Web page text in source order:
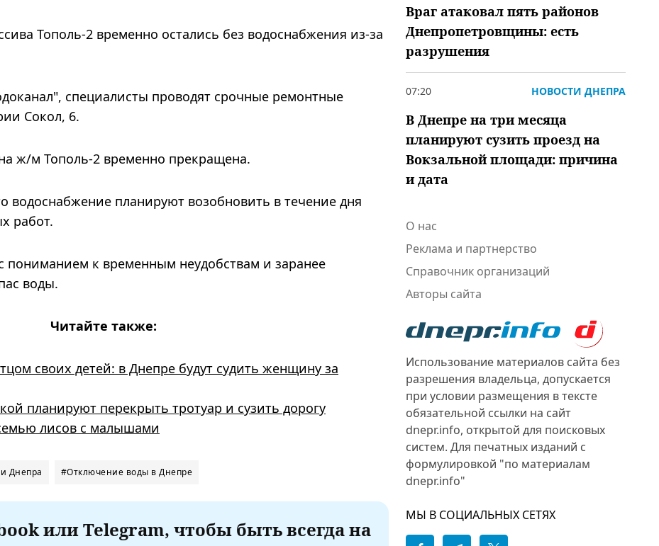
Тополь-2 временно остались без водоснабжения из-за
специалисты проводят срочные ремонтные
Сокол, 6.
ж/м Тополь-2 временно прекращена.
водоснабжение планируют возобновить в течение дня
работ.
пониманием к временным неудобствам и заранее
воды.
Читайте также:
своих детей: в Днепре будут судить женщину за
планируют перекрыть тротуар и сузить дорогу
лисов с малышами
Днепра #Отключение воды в Днепре
или Telegram, чтобы быть всегда на
Враг атаковал пять районов
Днепропетровщины: есть
разрушения
07:20 НОВОСТИ ДНЕПРА
В Днепре на три месяца
планируют сузить проезд на
Вокзальной площади: причина
и дата
О нас
Реклама и партнерство
Справочник организаций
Авторы сайта
Использование материалов сайта без
разрешения владельца, допускается
при условии размещения в тексте
обязательной ссылки на сайт
dnepr.info, открытой для поисковых
систем. Для печатных изданий с
формулировкой "по материалам
dnepr.info"
МЫ В СОЦИАЛЬНЫХ СЕТЯХ